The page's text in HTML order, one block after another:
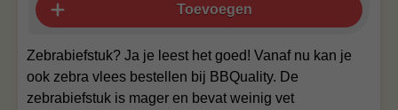
Zebrabiefstuk? Ja je leest het goed! Vanaf nu kan je
ook zebra vlees bestellen bij BBQuality. De
zebrabiefstuk is mager en bevat weinig vet
Toevoegen